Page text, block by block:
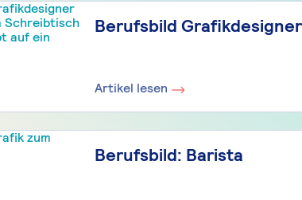
Berufsbild Grafikdesigner
Artikel lesen
Berufsbild: Barista